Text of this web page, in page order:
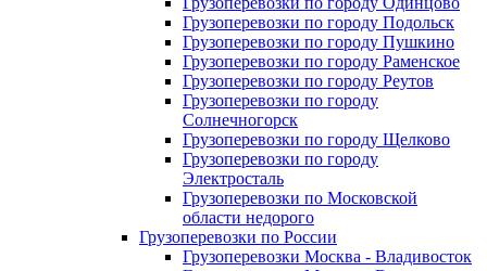
Грузоперевозки по городу Подольск
Грузоперевозки по городу Пушкино
Грузоперевозки по городу Раменское
Грузоперевозки по городу Реутов
Грузоперевозки по городу
Солнечногорск
Грузоперевозки по городу Щелково
Грузоперевозки по городу
Электросталь
Грузоперевозки по Московской
области недорого
Грузоперевозки по России
Грузоперевозки Москва - Владивосток